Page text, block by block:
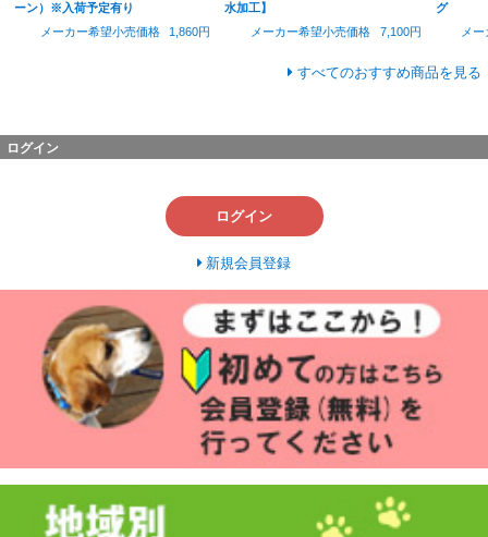
ーン）※入荷予定有り
メーカー希望小売価格
1,860円
水加工】
メーカー希望小売価格
7,100円
グ
メ
すべてのおすすめ商品を見る
ログイン
ログイン
新規会員登録